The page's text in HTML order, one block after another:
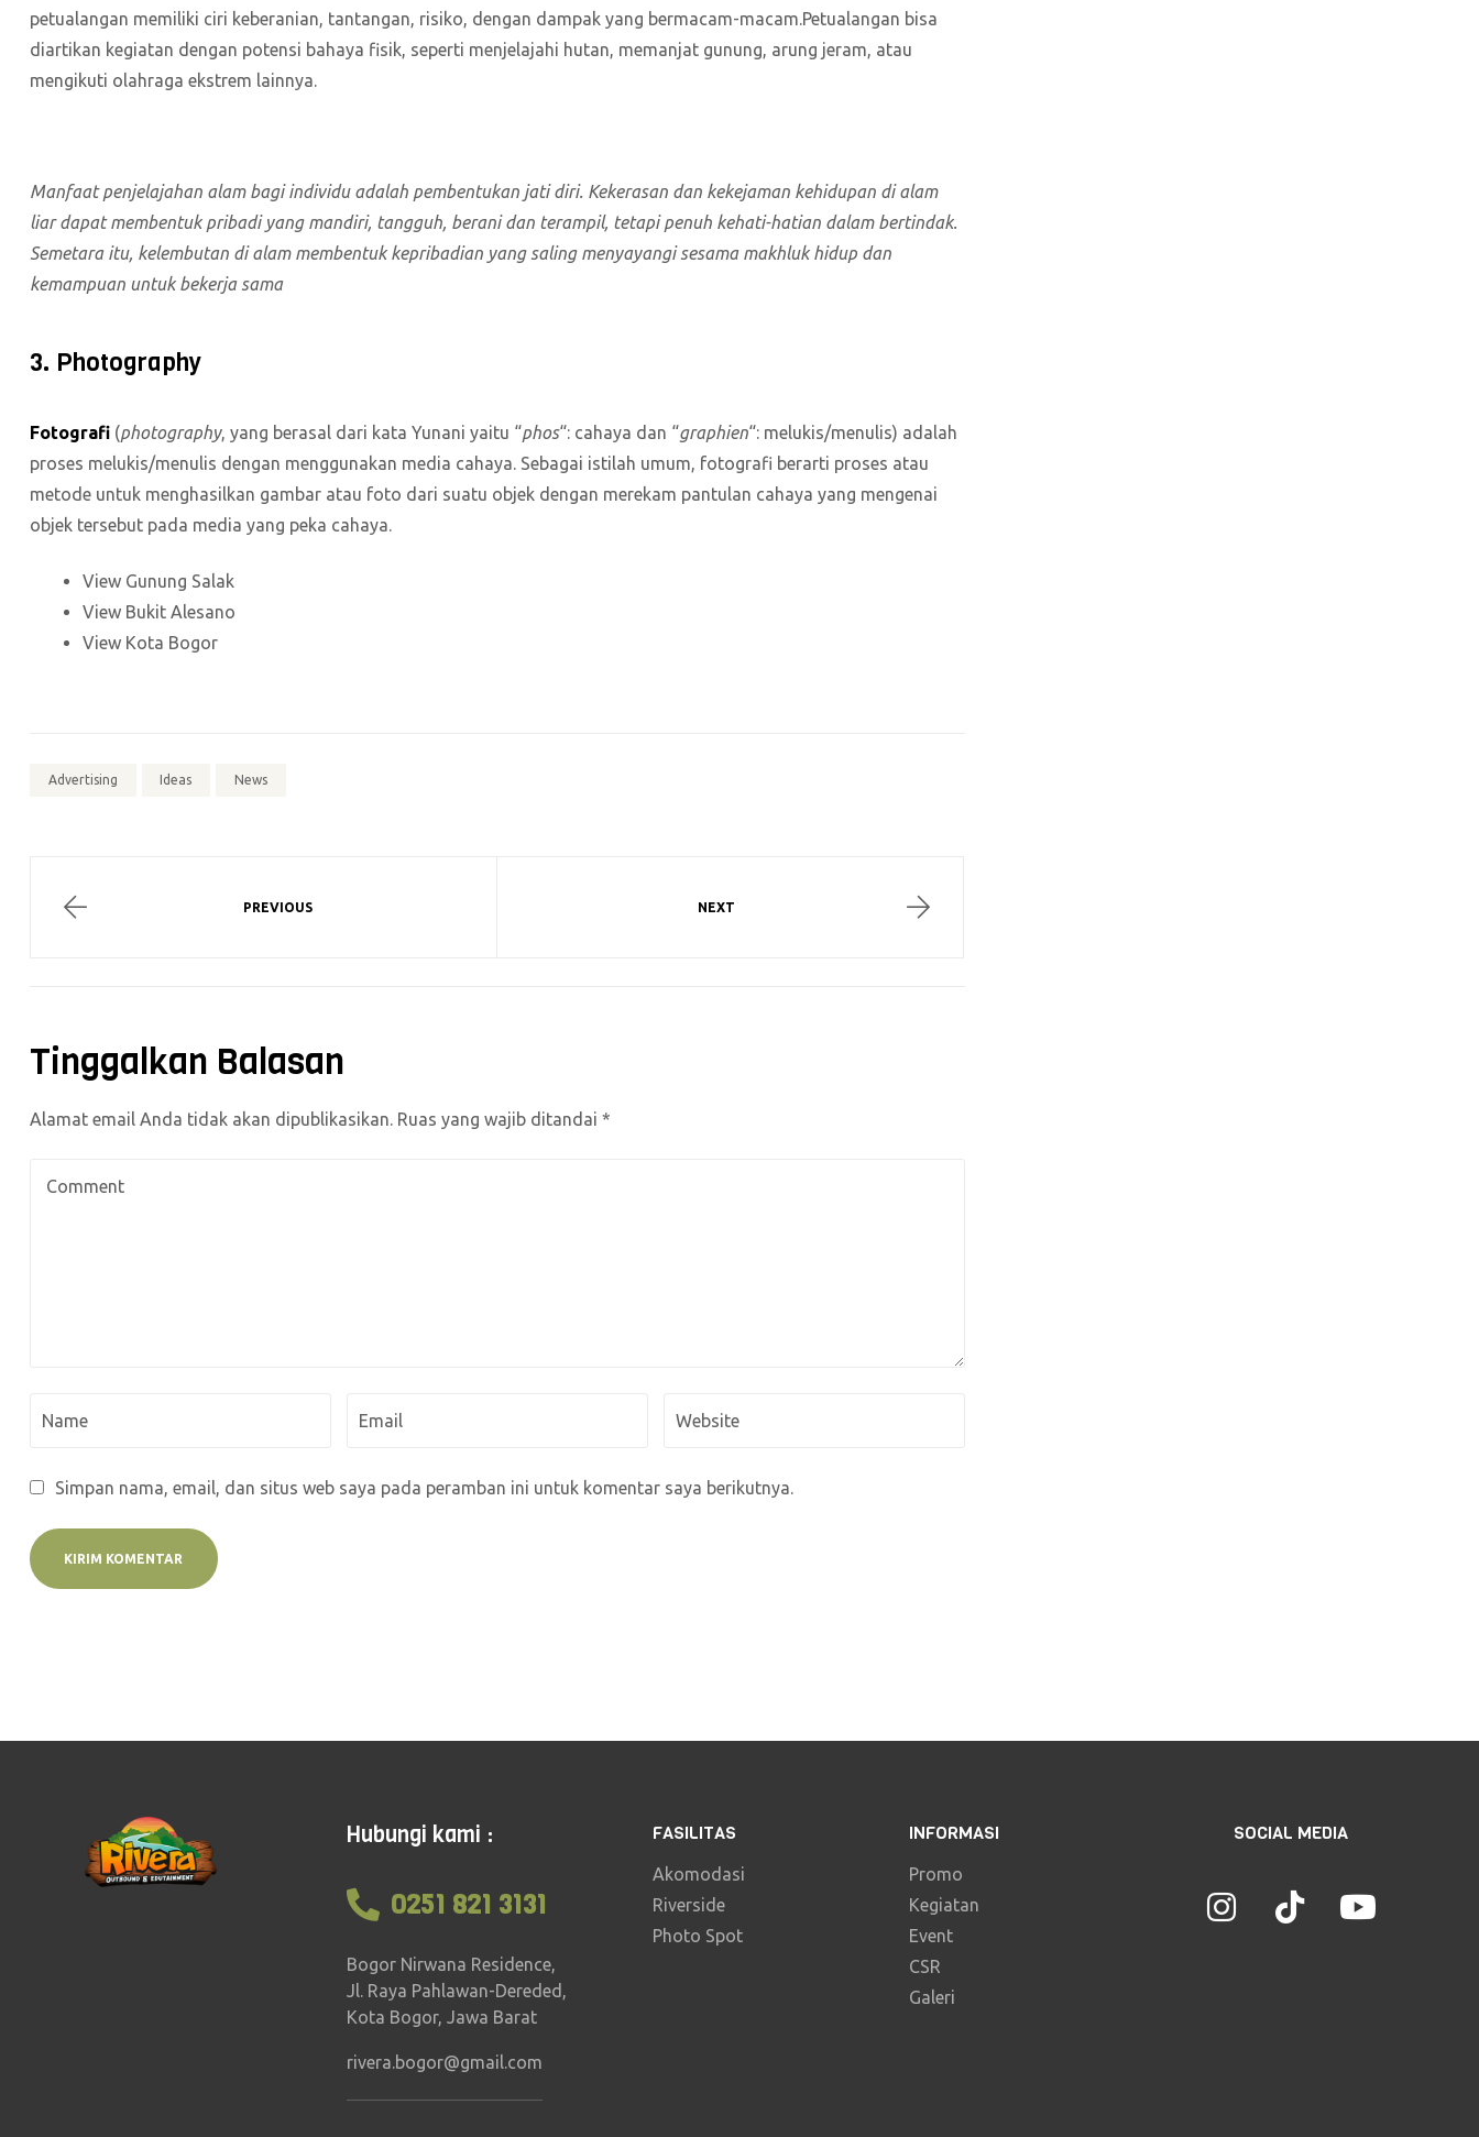
petualangan memiliki ciri keberanian, tantangan, risiko, dengan dampak yang bermacam-macam.Petualangan bisa
diartikan kegiatan dengan potensi bahaya fisik, seperti menjelajahi hutan, memanjat gunung, arung jeram, atau
mengikuti olahraga ekstrem lainnya.
Manfaat penjelajahan alam bagi individu adalah pembentukan jati diri. Kekerasan dan kekejaman kehidupan di alam
liar dapat membentuk pribadi yang mandiri, tangguh, berani dan terampil, tetapi penuh kehati-hatian dalam bertindak.
Semetara itu, kelembutan di alam membentuk kepribadian yang saling menyayangi sesama makhluk hidup dan
kemampuan untuk bekerja sama
3. Photography
Fotografi (photography, yang berasal dari kata Yunani yaitu “phos“: cahaya dan “graphien“: melukis/menulis) adalah
proses melukis/menulis dengan menggunakan media cahaya. Sebagai istilah umum, fotografi berarti proses atau
metode untuk menghasilkan gambar atau foto dari suatu objek dengan merekam pantulan cahaya yang mengenai
objek tersebut pada media yang peka cahaya.
View Gunung Salak
View Bukit Alesano
View Kota Bogor
Advertising Ideas News
PREVIOUS NEXT
Tinggalkan Balasan
Alamat email Anda tidak akan dipublikasikan. Ruas yang wajib ditandai *
Simpan nama, email, dan situs web saya pada peramban ini untuk komentar saya berikutnya.
Hubungi kami :
0251 821 3131
Bogor Nirwana Residence,
Jl. Raya Pahlawan-Dereded,
Kota Bogor, Jawa Barat
rivera.bogor@gmail.com
FASILITAS
Akomodasi
Riverside
Photo Spot
INFORMASI
Promo
Kegiatan
Event
CSR
Galeri
SOCIAL MEDIA